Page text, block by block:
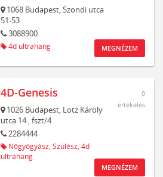
1068 Budapest,Szondi utca
51-53
3088900
4d ultrahang MEGNÉZEM
4D-Genesis
1026 Budapest, Lotz Károly
utca 14, fszt/4
2284444
Nőgyógyász, Szülész, 4d
ultrahang
0
értékelés
MEGNÉZEM